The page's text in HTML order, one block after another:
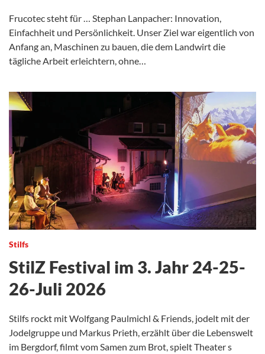
Frucotec steht für … Stephan Lanpacher: Innovation,
Einfachheit und Persönlichkeit. Unser Ziel war eigentlich von
Anfang an, Maschinen zu bauen, die dem Landwirt die
tägliche Arbeit erleichtern, ohne…
Stilfs
StilZ Festival im 3. Jahr 24-25-
26-Juli 2026
Stilfs rockt mit Wolfgang Paulmichl & Friends, jodelt mit der
Jodelgruppe und Markus Prieth, erzählt über die Lebenswelt
im Bergdorf, filmt vom Samen zum Brot, spielt Theater s